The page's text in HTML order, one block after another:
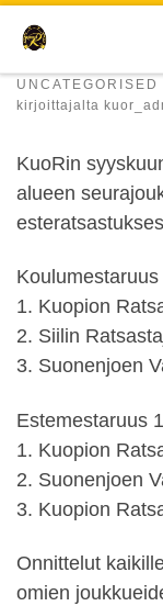
Skip to content
UNCATEGORISED
kirjoittajalta
KuoRin
alueen
1. Kuopion
2. Siilin
3. Suonenjoen
Estemestaruus
1. Kuopion
2. Suonenjoen
3. Kuopion
Onnittelut
omien